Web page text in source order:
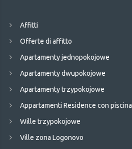
Affitti
Offerte di affitto
Apartamenty jednopokojowe
Apartamenty dwupokojowe
Apartamenty trzypokojowe
Appartamenti Residence con piscina
Wille trzypokojowe
Ville zona Logonovo